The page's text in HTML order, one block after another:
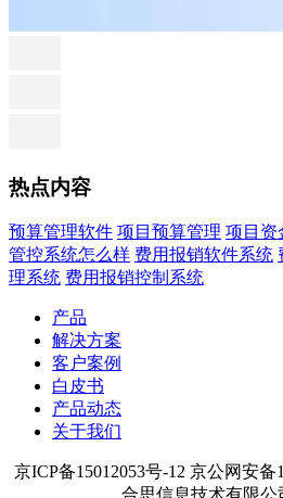
热点内容
预算管理软件 项目预算管理 项目资
管控系统怎么样 费用报销软件系统
理系统 费用报销控制系统
产品
解决方案
客户案例
白皮书
产品动态
关于我们
京ICP备15012053号-12 京公网安备